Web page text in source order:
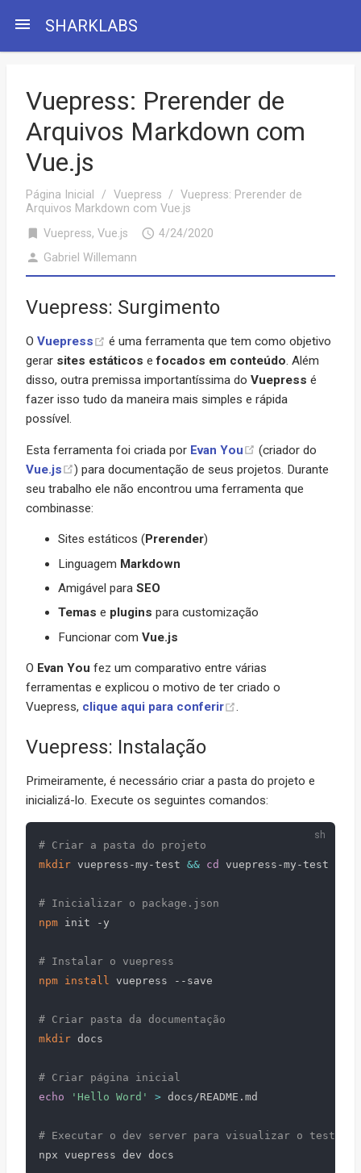
menu SHARKLABS
Vuepress: Prerender de
Arquivos Markdown com
Vue.js
Página Inicial / Vuepress / Vuepress: Prerender de
Arquivos Markdown com Vue.js
bookmark Vuepress, Vue.js access_time 4/24/2020
person Gabriel Willemann
Vuepress: Surgimento
O Vuepress
é uma ferramenta que tem como objetivo
gerar sites estáticos efocados em conteúdo. Além
disso, outra premissa importantíssima do Vuepress é
fazer isso tudo da maneira mais simples e rápida
possível.
Esta ferramenta foi criada por Evan You
(criador do
Vue.js
) para documentação de seus projetos. Durante
seu trabalho ele não encontrou uma ferramenta que
combinasse:
Sites estáticos (Prerender)
Linguagem Markdown
Amigável para SEO
Temas e plugins para customização
Funcionar com Vue.js
O Evan You fez um comparativo entre várias
ferramentas e explicou o motivo de ter criado o
Vuepress, clique aqui para conferir .
Vuepress: Instalação
Primeiramente, é necessário criar a pasta do projeto e
inicializá-lo. Execute os seguintes comandos:
# Criar a pasta do projeto
mkdir vuepress-my-test && cd vuepress-my-test
# Inicializar o package.json
npm init -y
# Instalar o vuepress
npm install vuepress --save
# Criar pasta da documentação
mkdir docs
# Criar página inicial
echo
'Hello Word' > docs/README.md
# Executar o dev server para visualizar o teste